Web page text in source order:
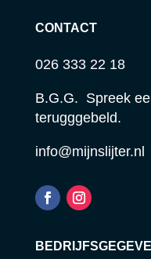
CONTACT
026 333 22 18
B.G.G. Spreek
terugggebeld.
info@mijnslijter.nl